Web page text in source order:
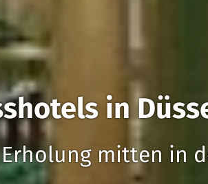
in
mitten in